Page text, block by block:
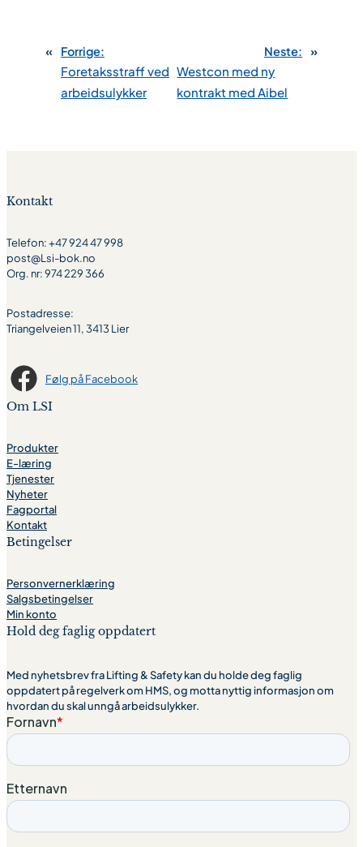
« Forrige:
Foretaksstraff ved
arbeidsulykker
Neste:
Westcon med ny
kontrakt med Aibel
»
Kontakt
Telefon: +47 924 47 998
post@Lsi-bok.no
Org. nr: 974 229 366
Postadresse:
Triangelveien 11, 3413 Lier
Følg på Facebook
Om LSI
Produkter
E-læring
Tjenester
Nyheter
Fagportal
Kontakt
Betingelser
Personvernerklæring
Salgsbetingelser
Min konto
Hold deg faglig oppdatert
Med nyhetsbrev fra Lifting & Safety kan du holde deg faglig
oppdatert på regelverk om HMS, og motta nyttig informasjon om
hvordan du skal unngå arbeidsulykker.